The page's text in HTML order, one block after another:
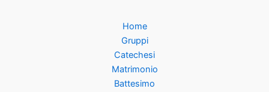
Home
Gruppi
Catechesi
Matrimonio
Battesimo